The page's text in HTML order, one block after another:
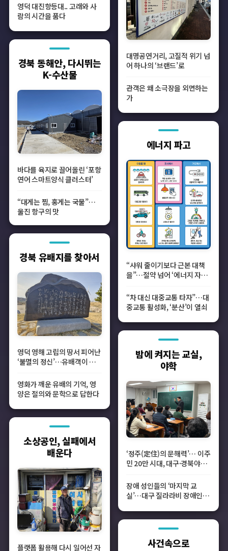
영덕 대진항등대.. 고래와 사
람의 시간을 품다
대명공연거리, 고질적 위기 넘
어 하나의 ‘브랜드’로
관객은 왜 소극장을 외면하는
가
경북 동해안, 다시뛰는
K-수산물
바다를 육지로 끌어올린 ‘포항
연어 스마트양식 클러스터’
“대게는 찜, 홍게는 국물”…
울진 항구의 맛
에너지 파고
“샤워 줄이기보다 근본 대책
을”…절약 넘어 ‘에너지 자립’
“차 대신 대중교통 타자”…대
중교통 활성화, ‘분산’이 열쇠
경북 유배지를 찾아서
영덕 영해 고립의 땅서 피어난
‘불멸의 정신’…유배객이 남
영화가 깨운 유배의 기억, 영
양은 절의와 문학으로 답한다
밤에 켜지는 교실,
야학
‘정주(定住)의 문해력’… 이주
민 20만 시대, 대구·경북야학
장애 성인들의 ‘마지막 교
실’…대구 질라라비 장애인야
소상공인, 실패에서
배운다
플랫폼 활용해 다시 일어선 자
사건속으로